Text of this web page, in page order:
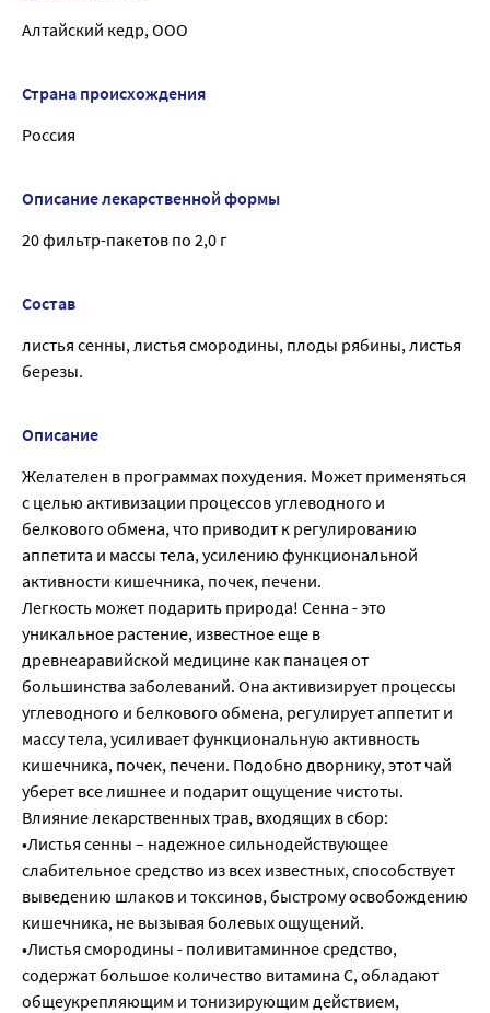
Алтайский кедр, ООО
Страна происхождения
Россия
Описание лекарственной формы
20 фильтр-пакетов по 2,0 г
Состав
листья сенны, листья смородины, плоды рябины, листья
березы.
Описание
Желателен в программах похудения. Может применяться
с целью активизации процессов углеводного и
белкового обмена, что приводит к регулированию
аппетита и массы тела, усилению функциональной
активности кишечника, почек, печени.
Легкость может подарить природа! Сенна - это
уникальное растение, известное еще в
древнеаравийской медицине как панацея от
большинства заболеваний. Она активизирует процессы
углеводного и белкового обмена, регулирует аппетит и
массу тела, усиливает функциональную активность
кишечника, почек, печени. Подобно дворнику, этот чай
уберет все лишнее и подарит ощущение чистоты.
Влияние лекарственных трав, входящих в сбор:
•Листья сенны – надежное сильнодействующее
слабительное средство из всех известных, способствует
выведению шлаков и токсинов, быстрому освобождению
кишечника, не вызывая болевых ощущений.
•Листья смородины - поливитаминное средство,
содержат большое количество витамина С, обладают
общеукрепляющим и тонизирующим действием,